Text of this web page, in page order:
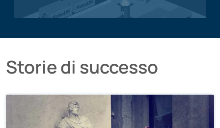
Applicazione di pallettizzazione
Storie di successo